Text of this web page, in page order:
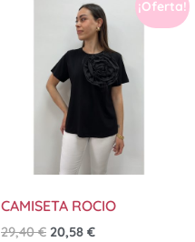
¡Oferta!
CAMISETA ROCIO
29,40€ 20,58 €